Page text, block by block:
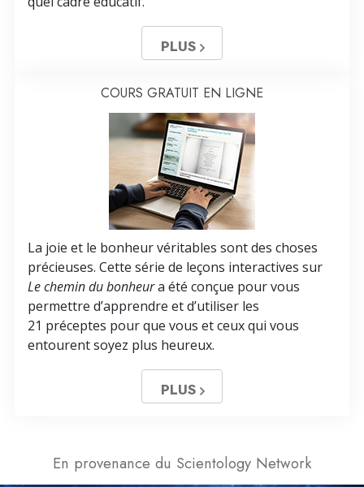
PLUS
COURS GRATUIT EN LIGNE
La joie et le bonheur véritables sont des choses
précieuses. Cette série de leçons interactives sur
Le chemin du bonheura été conçue pour vous
permettre d’apprendre et d’utiliser les
21 préceptes pour que vous et ceux qui vous
entourent soyez plus heureux.
PLUS
En provenance du Scientology Network